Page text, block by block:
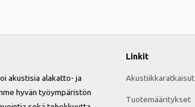
akustisia alakatto- ja
hyvän työympäristön
Linkit
Akustiikkaratkaisut
Tuotemääritykset